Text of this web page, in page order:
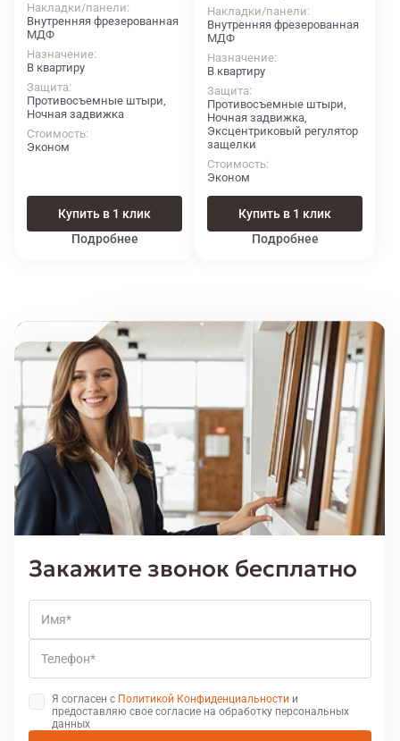
Накладки/панели
Внутренняя фрезерованная
МДФ
Назначение
В квартиру
Защита
Противосъемные штыри,
Ночная задвижка
Стоимость
Эконом
Купить в 1 клик
Подробнее
Накладки/панели
Внутренняя фрезерованная
МДФ
Назначение
В квартиру
Защита
Противосъемные штыри,
Ночная задвижка,
Эксцентриковый регулятор
защелки
Стоимость
Эконом
Купить в 1 клик
Подробнее
Закажите звонок бесплатно
Имя
Телефон
Я согласен с Политикой Конфиденциальности и
предоставляю свое согласие на обработку персональных
данных